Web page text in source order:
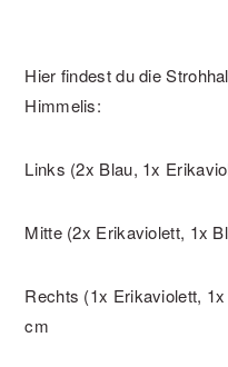
Hier findest du die
Himmelis:
Links (2x Blau, 1x
Mitte (2x Erikaviolett, 1x
Rechts (1x Erikaviolett,
cm